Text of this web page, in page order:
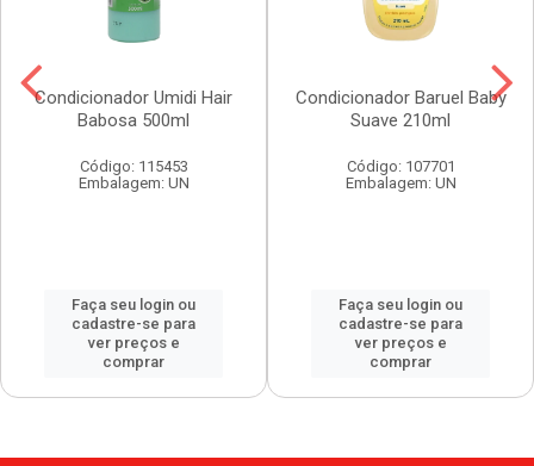
Condicionador Umidi Hair
Babosa 500ml
Código: 115453
Embalagem: UN
Faça seu login ou
cadastre-se para
ver preços e
comprar
Condicionador Baruel Baby
Suave 210ml
Código: 107701
Embalagem: UN
Faça seu login ou
cadastre-se para
ver preços e
comprar